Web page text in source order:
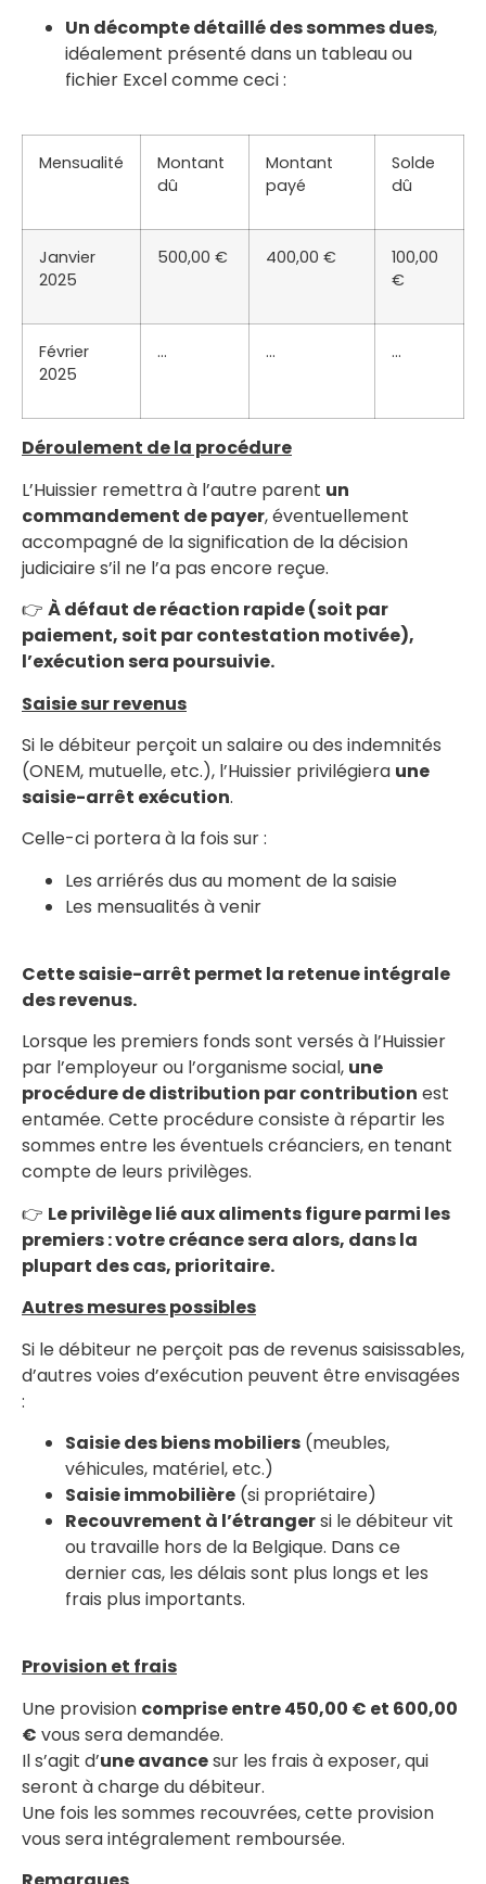
Un décompte détaillé des sommes dues,
idéalement présenté dans un tableau ou
fichier Excel comme ceci :
Mensualité
Montant
dû
Montant
payé
Solde
dû
Janvier
2025
500,00 € 400,00 €
100,00
€
Février
2025
… … …
Déroulement de la procédure
L’Huissier remettra à l’autre parent un
commandement de payer, éventuellement
accompagné de la signification de la décision
judiciaire s’il ne l’a pas encore reçue.
👉 À défaut de réaction rapide (soit par
paiement, soit par contestation motivée),
l’exécution sera poursuivie.
Saisie sur revenus
Si le débiteur perçoit un salaire ou des indemnités
(ONEM, mutuelle, etc.), l’Huissier privilégiera une
saisie-arrêt exécution.
Celle-ci portera à la fois sur :
Les arriérés dus au moment de la saisie
Les mensualités à venir
Cette saisie-arrêt permet la retenue intégrale
des revenus.
Lorsque les premiers fonds sont versés à l’Huissier
par l’employeur ou l’organisme social, une
procédure de distribution par contribution est
entamée. Cette procédure consiste à répartir les
sommes entre les éventuels créanciers, en tenant
compte de leurs privilèges.
👉 Le privilège lié aux aliments figure parmi les
premiers : votre créance sera alors, dans la
plupart des cas, prioritaire.
Autres mesures possibles
Si le débiteur ne perçoit pas de revenus saisissables,
d’autres voies d’exécution peuvent être envisagées
:
Saisie des biens mobiliers (meubles,
véhicules, matériel, etc.)
Saisie immobilière (si propriétaire)
Recouvrement à l’étrangersi le débiteur vit
ou travaille hors de la Belgique. Dans ce
dernier cas, les délais sont plus longs et les
frais plus importants.
Provision et frais
Une provision comprise entre 450,00 € et 600,00
€ vous sera demandée.
Il s’agit d’une avancesur les frais à exposer, qui
seront à charge du débiteur.
Une fois les sommes recouvrées, cette provision
vous sera intégralement remboursée.